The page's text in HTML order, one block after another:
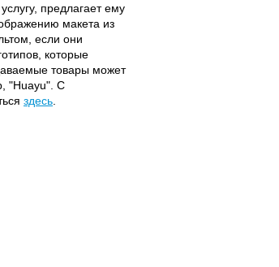
предлагает ему
макета из
если они
которые
товары может
"Huayu". С
здесь